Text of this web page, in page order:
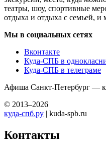
театры, шоу, спортивные
отдыха и отдыха с семьей, и
Мы в социальных сетях
Вконтакте
Куда-СПБ в
Куда-СПБ в телеграме
Афиша Санкт-Петербург —
© 2013–2026
куда-спб.ру | kuda-spb.ru
Контакты